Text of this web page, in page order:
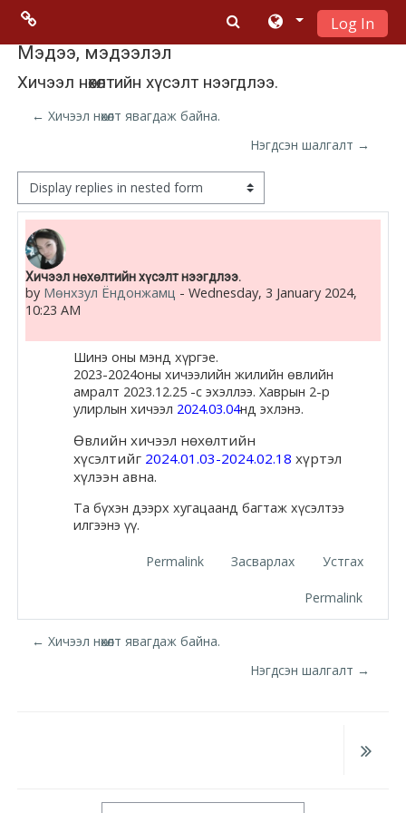
Menu 2
Moodle
Moodle
free support
Moodle
development
Moodle
Docs
Moodle.com
жишээ 2
Moodle
Log In
Мэдээ, мэдээлэл
Хичээл нөхөлтийн хүсэлт нээгдлээ.
← Хичээл нөхөлт явагдаж байна.
Нэгдсэн шалгалт →
Display mode
Хичээл нөхөлтийн хүсэлт нээгдлээ.
by Мөнхзул Ёндонжамц -Wednesday, 3 January 2024,
10:23 AM
Number of replies: 0
Шинэ оны мэнд хүргэе.
2023-2024оны хичээлийн жилийн өвлийн
амралт 2023.12.25 -с эхэллээ. Хаврын 2-р
улирлын хичээл 2024.03.04нд эхлэнэ.
Өвлийн хичээл нөхөлтийн
хүсэлтийг 2024.01.03-2024.02.18 хүртэл
хүлээн авна.
Та бүхэн дээрх хугацаанд багтаж хүсэлтээ
илгээнэ үү.
Permalink Засварлах Устгах
Permalink
← Хичээл нөхөлт явагдаж байна.
Нэгдсэн шалгалт →